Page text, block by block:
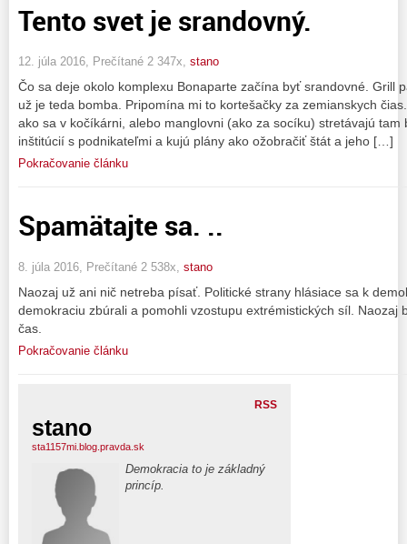
Tento svet je srandovný.
12. júla 2016, Prečítané 2 347x, stano
Čo sa deje okolo komplexu Bonaparte začína byť srandovné. Grill
už je teda bomba. Pripomína mi to kortešačky za zemianskych
ako sa v kočíkárni, alebo manglovni (ako za socíku) stretávajú tam
inštitúcií s podnikateľmi a kujú plány ako ožobračiť štát a jeho […]
Pokračovanie článku
Spamätajte sa. ..
8. júla 2016, Prečítané 2 538x, stano
Naozaj už ani nič netreba písať. Politické strany hlásiace sa k
demokraciu zbúrali a pomohli vzostupu extrémistických síl. Naozaj
čas.
Pokračovanie článku
RSS
stano
sta1157mi.blog.pravda.sk
Demokracia to je základný
princíp.